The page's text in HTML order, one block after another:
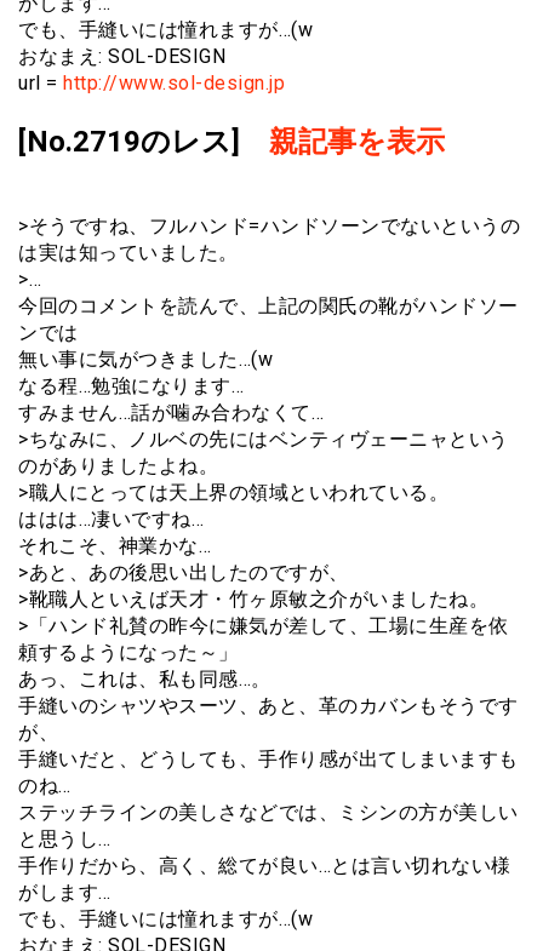
でも、手縫いには憧れますが…(w
おなまえ: SOL-DESIGN
url = http://www.sol-design.jp
[No.2719のレス] 親記事を表示
>そうですね、フルハンド=ハンドソーンでないというの
は実は知っていました。
>…
今回のコメントを読んで、上記の関氏の靴がハンドソー
ンでは
無い事に気がつきました…(w
なる程…勉強になります…
すみません…話が噛み合わなくて…
>ちなみに、ノルベの先にはベンティヴェーニャという
のがありましたよね。
>職人にとっては天上界の領域といわれている。
ははは…凄いですね…
それこそ、神業かな…
>あと、あの後思い出したのですが、
>靴職人といえば天才・竹ヶ原敏之介がいましたね。
>「ハンド礼賛の昨今に嫌気が差して、工場に生産を依
頼するようになった～」
あっ、これは、私も同感…。
手縫いのシャツやスーツ、あと、革のカバンもそうです
が、
手縫いだと、どうしても、手作り感が出てしまいますも
のね…
ステッチラインの美しさなどでは、ミシンの方が美しい
と思うし…
手作りだから、高く、総てが良い…とは言い切れない様
がします…
でも、手縫いには憧れますが…(w
おなまえ: SOL-DESIGN